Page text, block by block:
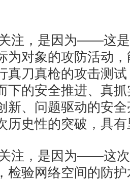
注，是因为——这
为对象的攻防活动
真刀真枪的攻击测
下的安全推进、真
新、问题驱动的安
历史性的突破，具
注，是因为——这
检验网络空间的防